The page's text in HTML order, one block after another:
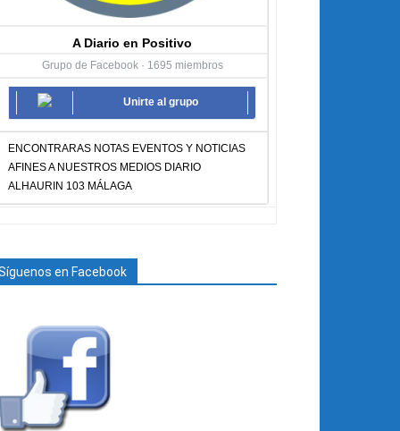
A Diario en Positivo
Grupo de Facebook · 1695 miembros
Unirte al grupo
ENCONTRARAS NOTAS EVENTOS Y NOTICIAS
AFINES A NUESTROS MEDIOS DIARIO
ALHAURIN 103 MÁLAGA
en Facebook